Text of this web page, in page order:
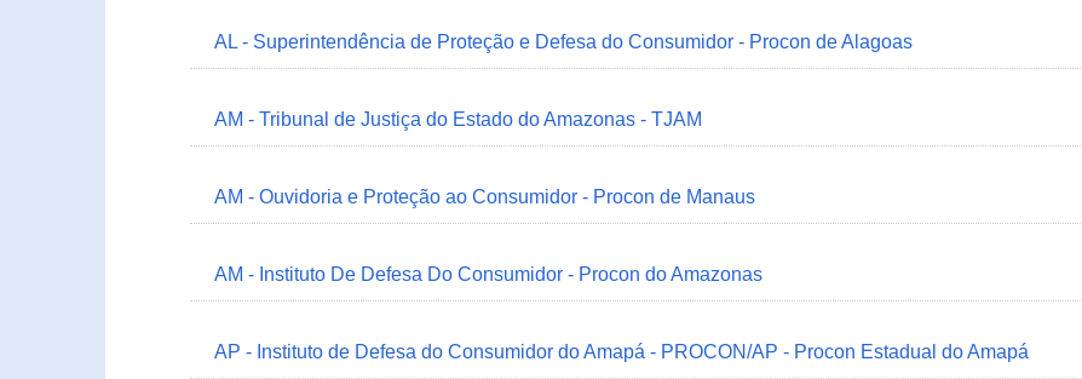
AL - Superintendência de Proteção e Defesa do Consumidor - Procon de Alagoas
AM - Tribunal de Justiça do Estado do Amazonas - TJAM
AM - Ouvidoria e Proteção ao Consumidor - Procon de Manaus
AM - Instituto De Defesa Do Consumidor - Procon do Amazonas
AP - Instituto de Defesa do Consumidor do Amapá - PROCON/AP - Procon Estadual do Amapá